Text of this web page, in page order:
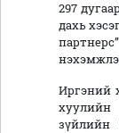
297
дахь
Иргэний
хуулийн
зүйлийн